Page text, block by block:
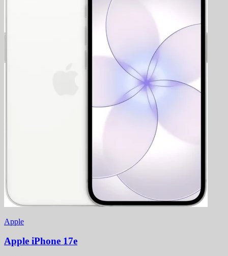
Apple
Apple iPhone 17e